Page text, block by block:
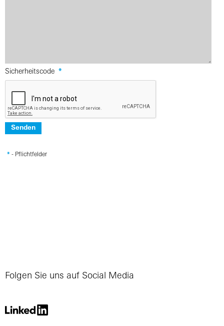
Sicherheitscode *
Senden
* - Pflichtfelder
Folgen Sie uns auf Social Media